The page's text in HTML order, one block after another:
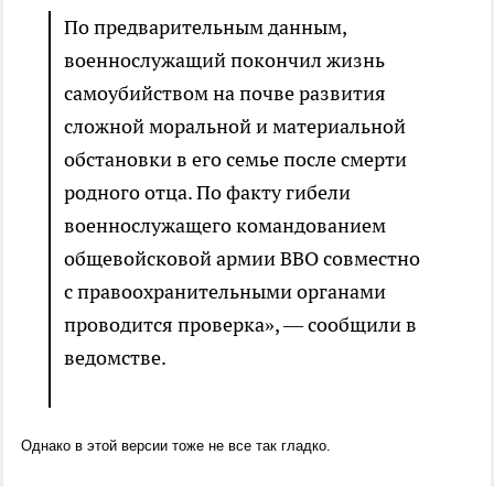
По предварительным данным,
военнослужащий покончил жизнь
самоубийством на почве развития
сложной моральной и материальной
обстановки в его семье после смерти
родного отца. По факту гибели
военнослужащего командованием
общевойсковой армии ВВО совместно
с правоохранительными органами
проводится проверка», — сообщили в
ведомстве.
Однако в этой версии тоже не все так гладко.